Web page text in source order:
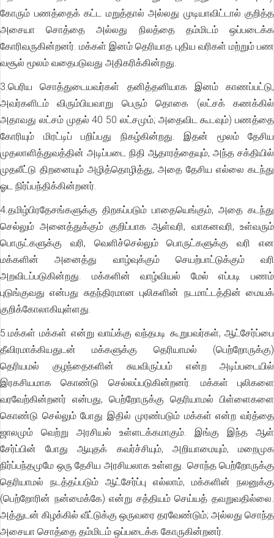
கோரும் பணத்தைக் கட்ட மறுத்தால் அல்லது முடியாவிட்டால் குறித்த
அசையா சொத்தை அல்லது நிலத்தை தம்மிடம் ஒப்படைக்க
கோரிவருகின்றனர். மக்கள் இனம் தெரியாத புதிய வரிகள் மற்றும் பண
வசூல் மூலம் வதைபடுவது அதிகரிக்கின்றது.
3.பெரிய சொத்துடையவர்கள் தனித்தனியாக இனம் காணப்பட்டு,
அவர்களிடம் விரும்பியவாறு பெரும் தொகை (லட்சக் கணக்கில்
அதாவது லட்சம் முதல் 40 50 லட்சமும்; அதைவிட கூடவும்) பணத்தை
கோரியும் மிரட்டிப் பறிப்பது நிகழ்கின்றது. இதன் மூலம் தேசிய
முதலாளித்துவத்தின் அடிப்படை நிதி ஆதாரத்தையும், அந்த சக்தியில்
முதலீட்டு திறனையும் அழித்தொழித்து, அதை தேசிய எல்லை கடந்து
ஓட நிர்ப்பந்திக்கின்றனர்.
4.தமிழ்பிரதேசங்களுக்கு திறகப்படும் பாதையெங்கும், அதை கடந்து
செல்லும் அனைத்துக்கும் குறிப்பாக ஆள்வரி, வாகனவரி, உள்வரும்
பொருட்களுக்கு வரி, வெளிச்செல்லும் பொருட்களுக்கு வரி என
மக்களின் அனைத்து வாழ்வுக்கும் செயற்பாட்டுக்கும் வரி
அறவிடப்படுகின்றது. மக்களின் வாழ்வியல் மேல் எப்படி பணம்
புடுங்குவது என்பது சுதந்திரமான புலிகளின் நடமாட்டத்தின் மையக்
குறிக்கோலாகியுள்ளது.
5.மக்கள் மக்கள் என்று வாய்க்கு வந்தபடி கூறுபவர்கள், ஆட்சேர்ப்பை
தீவிரமாக்கியதுடன் மக்களுக்கு தெரியாமல் (பெற்றோருக்கு)
தெரியமல் குழந்தைகளின் சுயவிருப்பம் என்ற அடிப்படையில்
இரகசியமாக கொண்டு செல்லப்படுகின்றனர். மக்கள் புலிகளை
வரவேற்கின்றனர் என்பது, பெற்றோருக்கு தெரியாமல் பிள்ளைகளை
கொண்டு செல்லும் போது இதில் முரண்படும் மக்கள் என்ற வர்த்தை
ஜாலமும் வெற்று அரசியல் உள்ளடக்கமாகும். இங்கு இந்த ஆள்
சேர்ப்பின் போது ஆயுதக் கவர்ச்சியும், அறியாமையும், மறைமுக
நிர்ப்பந்தமுமே ஒரு தேசிய அரசியலாக உள்ளது. சொந்த பெற்றோருக்கு
தெரியாமல் நடத்தப்படும் ஆட்சேர்ப்பு எல்லாம், மக்களின் நலனுக்கு
(பெற்றோரின் நன்மைக்கே) என்று சத்தியம் செய்யத் தவறுவதில்லை.
அத்துடன் கிழக்கில் வீட்டுக்கு ஒருவரை தரவேண்டும்; அல்லது சொந்த
அசையா சொத்தை தம்மிடம் ஒப்படைக்க கோருகின்றனர்.